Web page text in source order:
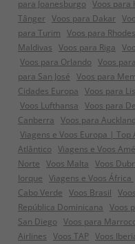
para Joanesburgo Voos para
Tânger Voos para Dakar
para Turim Voos para Rhodes
Maldivas Voos para Riga
Voos para Orlando Voos
para San José Voos para
Cidades Europa Voos para
Voos Lufthansa Voos para
Canberra Voos para Auckland
Viagens e Voos Europa | Top
Atlântico Viagens e Voos
Norte Voos Malta Voos
Iorque Viagens e Voos África
Cabo Verde Voos Brasil
República Dominicana Voos
San Diego Voos para
Airlines Voos TAP Voos